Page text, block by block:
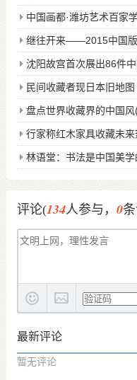
中国画都·潍坊艺术百家
继往开来——2015中国
沈阳故宫首次展出86件
民间收藏者现日本旧地
盘点世界收藏界的中国风
行家称红木家具收藏未
林语堂：书法是中国美学
评论(134人参与， 0
最新评论
暂无评论